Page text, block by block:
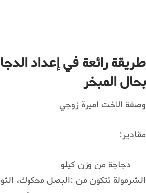
طريقة رائعة في إعداد
بحال المبخر
وصفة الاخت اميرة زوجي
مقادير:
دجاجة من وزن كيلو
الشرمولة تتكون من :البصل محكوك،